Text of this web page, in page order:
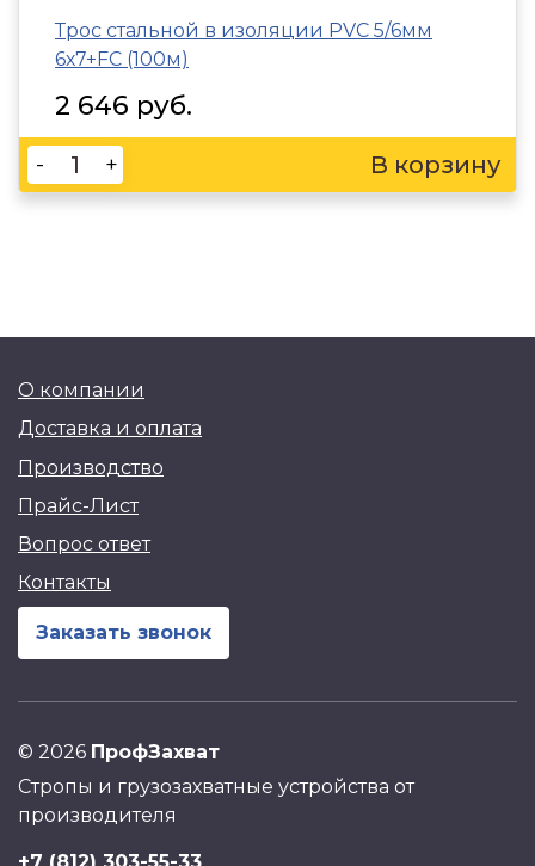
Трос стальной в изоляции PVC 5/6мм
6х7+FC (100м)
2 646 руб.
- +
О компании
Доставка и оплата
Производство
Прайс-Лист
Вопрос ответ
Контакты
Заказать звонок
© 2026 ПрофЗахват
Стропы и грузозахватные устройства от
производителя